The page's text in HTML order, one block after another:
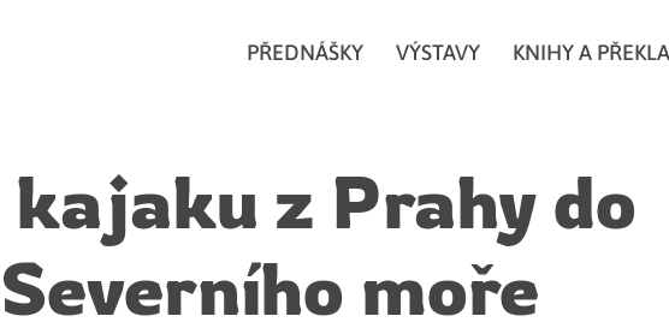
PŘEDNÁŠKY VÝSTAVY KNIHY A
kajaku z Prahy do
Severního moře